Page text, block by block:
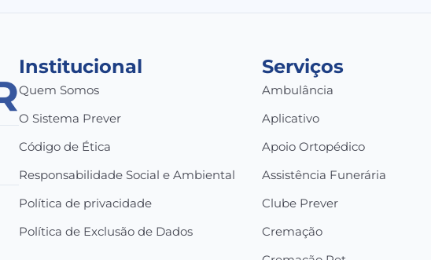
Institucional
Quem Somos
O Sistema Prever
Código de Ética
Responsabilidade Social e Ambiental
Política de privacidade
Política de Exclusão de Dados
Serviços
Ambulância
Aplicativo
Apoio Ortopédico
Assistência Funerária
Clube Prever
Cremação